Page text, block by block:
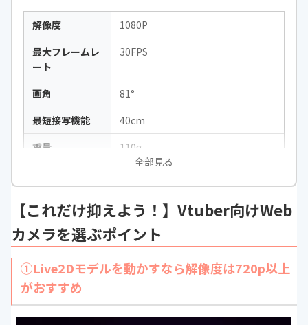
解像度
1080P
最大フレームレ
ート
30FPS
画角
81°
最短接写機能
40cm
重量
110g
全部見る
【これだけ抑えよう！】Vtuber向けWeb
カメラを選ぶポイント
①Live2Dモデルを動かすなら解像度は720p以上
がおすすめ